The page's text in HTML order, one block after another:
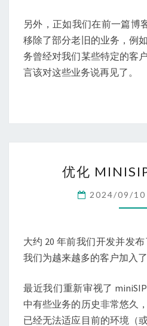
另外，正如我们在前一篇博
移除了部分老旧的业务，例
务曾经对我们某些特定的客
言该对这些业务说再见了。
化
优化
2024/09/10
大约 20 年前我们开发并发
我们为越来越多的客户加入
最近我们重新审视了
中有些业务的历史非常悠久
已经无法适应目前的环境（